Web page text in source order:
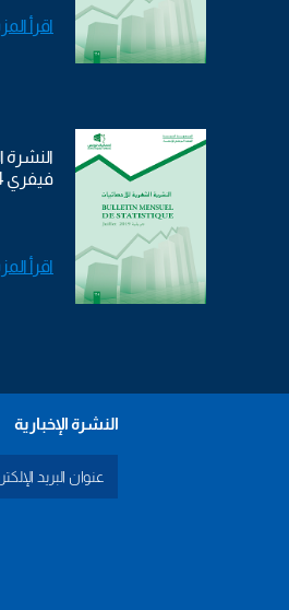
اقرأ
النشرة
فيفري 2024
اقرأ
النشرة الإخبارية